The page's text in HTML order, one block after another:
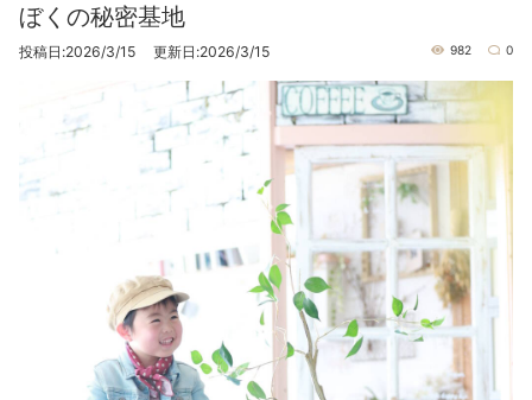
ぼくの秘密基地
投稿日:2026/3/15 更新日:2026/3/15 982 0